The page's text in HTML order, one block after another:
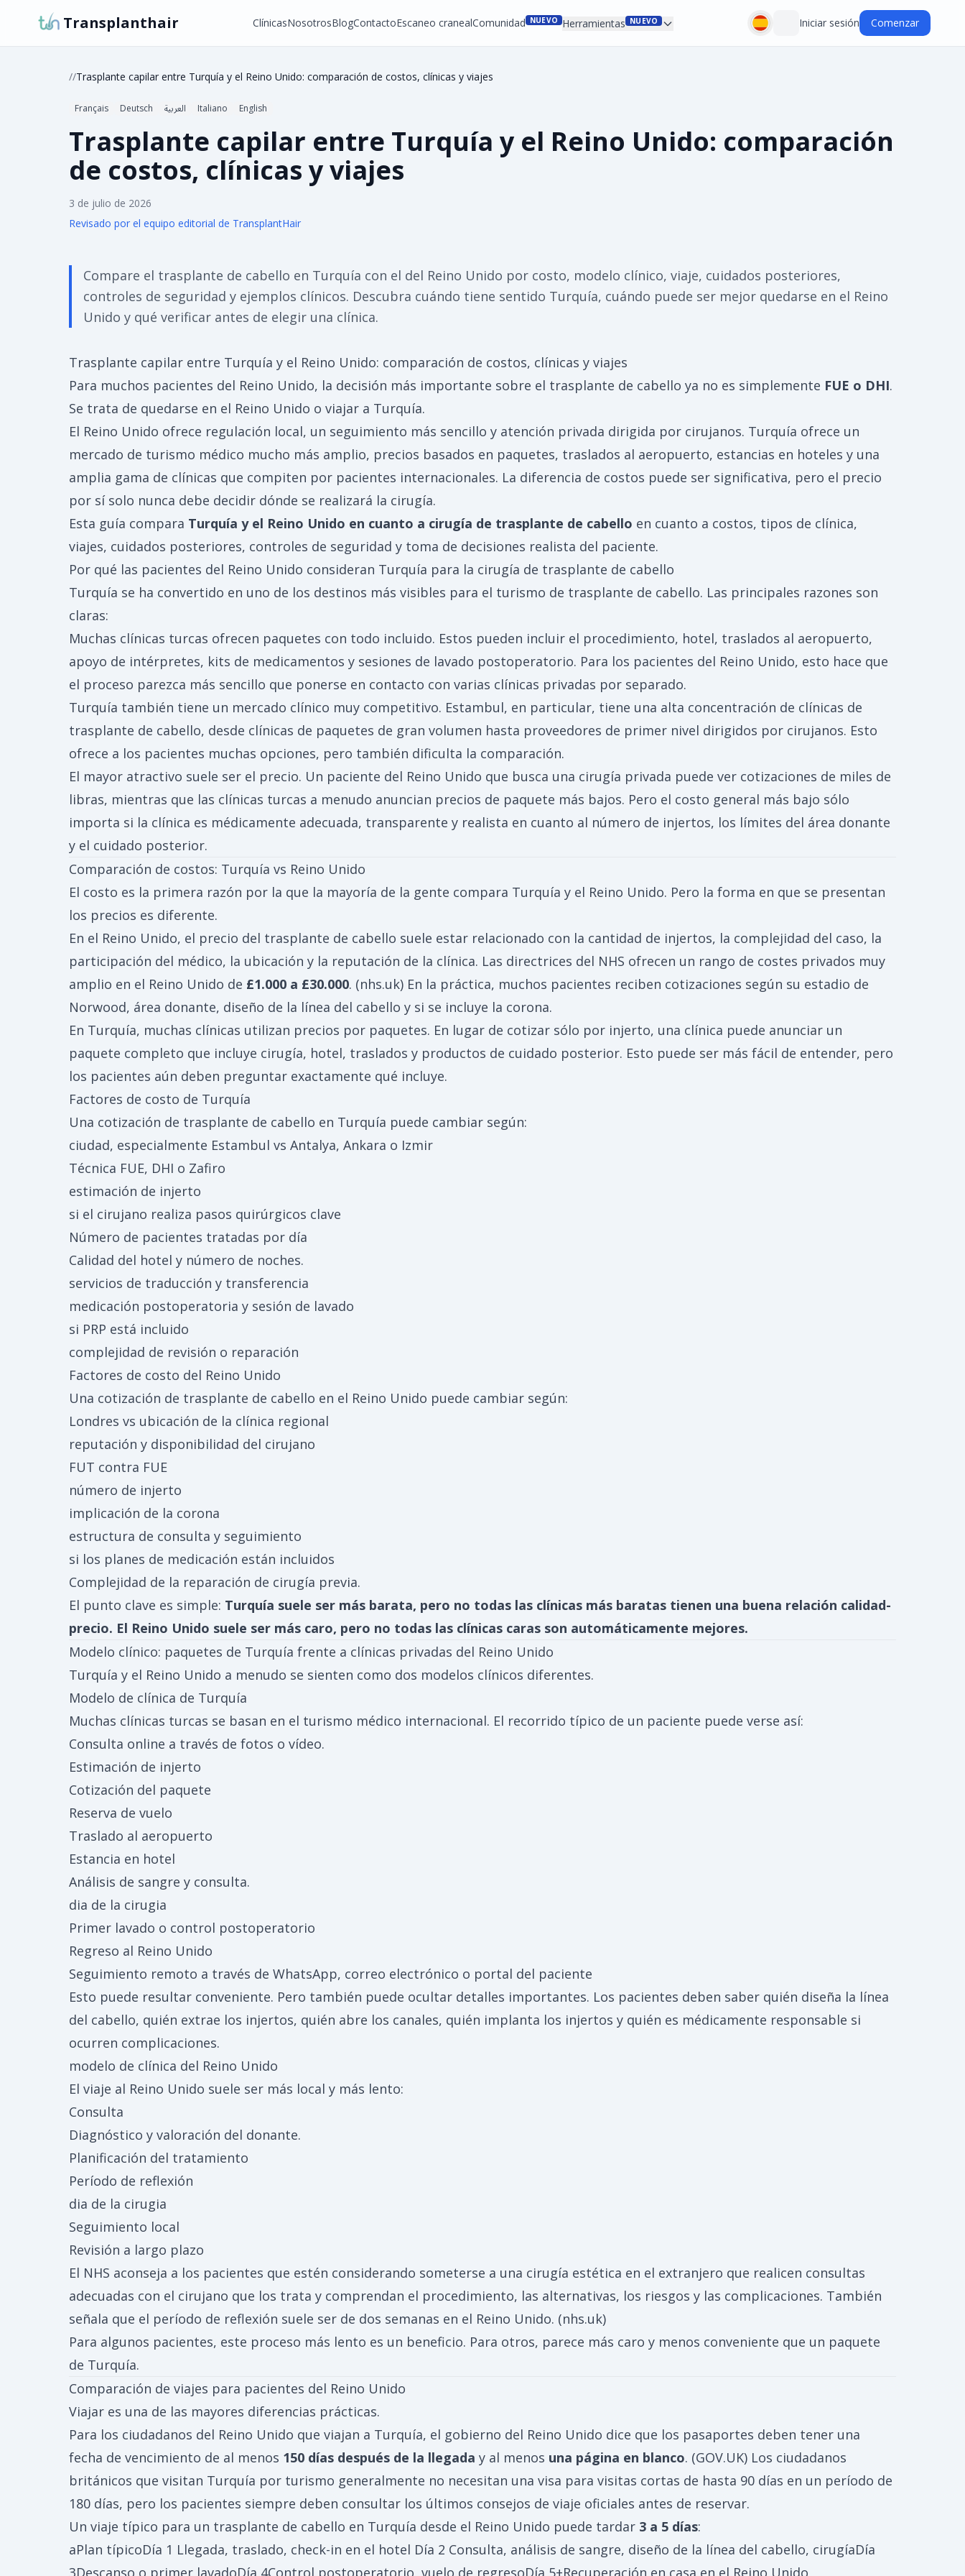
Transplanthair ClínicasNosotrosBlogContactoEscaneo cranealComunidad NUEVO Herramientas NUEVO Iniciar sesión Comenzar
//Trasplante capilar entre Turquía y el Reino Unido: comparación de costos, clínicas y viajes
Français Deutsch العربية Italiano English
Trasplante capilar entre Turquía y el Reino Unido: comparación
de costos, clínicas y viajes
3 de julio de 2026
Revisado por el equipo editorial de TransplantHair
Compare el trasplante de cabello en Turquía con el del Reino Unido por costo, modelo clínico, viaje, cuidados posteriores,
controles de seguridad y ejemplos clínicos. Descubra cuándo tiene sentido Turquía, cuándo puede ser mejor quedarse en el Reino
Unido y qué verificar antes de elegir una clínica.
Trasplante capilar entre Turquía y el Reino Unido: comparación de costos, clínicas y viajes
Para muchos pacientes del Reino Unido, la decisión más importante sobre el trasplante de cabello ya no es simplemente FUE o DHI.
Se trata de quedarse en el Reino Unido o viajar a Turquía.
El Reino Unido ofrece regulación local, un seguimiento más sencillo y atención privada dirigida por cirujanos. Turquía ofrece un
mercado de turismo médico mucho más amplio, precios basados ​​en paquetes, traslados al aeropuerto, estancias en hoteles y una
amplia gama de clínicas que compiten por pacientes internacionales. La diferencia de costos puede ser significativa, pero el precio
por sí solo nunca debe decidir dónde se realizará la cirugía.
Esta guía compara Turquía y el Reino Unido en cuanto a cirugía de trasplante de cabello en cuanto a costos, tipos de clínica,
viajes, cuidados posteriores, controles de seguridad y toma de decisiones realista del paciente.
Por qué las pacientes del Reino Unido consideran Turquía para la cirugía de trasplante de cabello
Turquía se ha convertido en uno de los destinos más visibles para el turismo de trasplante de cabello. Las principales razones son
claras:
Muchas clínicas turcas ofrecen paquetes con todo incluido. Estos pueden incluir el procedimiento, hotel, traslados al aeropuerto,
apoyo de intérpretes, kits de medicamentos y sesiones de lavado postoperatorio. Para los pacientes del Reino Unido, esto hace que
el proceso parezca más sencillo que ponerse en contacto con varias clínicas privadas por separado.
Turquía también tiene un mercado clínico muy competitivo. Estambul, en particular, tiene una alta concentración de clínicas de
trasplante de cabello, desde clínicas de paquetes de gran volumen hasta proveedores de primer nivel dirigidos por cirujanos. Esto
ofrece a los pacientes muchas opciones, pero también dificulta la comparación.
El mayor atractivo suele ser el precio. Un paciente del Reino Unido que busca una cirugía privada puede ver cotizaciones de miles de
libras, mientras que las clínicas turcas a menudo anuncian precios de paquete más bajos. Pero el costo general más bajo sólo
importa si la clínica es médicamente adecuada, transparente y realista en cuanto al número de injertos, los límites del área donante
y el cuidado posterior.
Comparación de costos: Turquía vs Reino Unido
El costo es la primera razón por la que la mayoría de la gente compara Turquía y el Reino Unido. Pero la forma en que se presentan
los precios es diferente.
En el Reino Unido, el precio del trasplante de cabello suele estar relacionado con la cantidad de injertos, la complejidad del caso, la
participación del médico, la ubicación y la reputación de la clínica. Las directrices del NHS ofrecen un rango de costes privados muy
amplio en el Reino Unido de £1.000 a £30.000. (nhs.uk) En la práctica, muchos pacientes reciben cotizaciones según su estadio de
Norwood, área donante, diseño de la línea del cabello y si se incluye la corona.
En Turquía, muchas clínicas utilizan precios por paquetes. En lugar de cotizar sólo por injerto, una clínica puede anunciar un
paquete completo que incluye cirugía, hotel, traslados y productos de cuidado posterior. Esto puede ser más fácil de entender, pero
los pacientes aún deben preguntar exactamente qué incluye.
Factores de costo de Turquía
Una cotización de trasplante de cabello en Turquía puede cambiar según:
ciudad, especialmente Estambul vs Antalya, Ankara o Izmir
Técnica FUE, DHI o Zafiro
estimación de injerto
si el cirujano realiza pasos quirúrgicos clave
Número de pacientes tratadas por día
Calidad del hotel y número de noches.
servicios de traducción y transferencia
medicación postoperatoria y sesión de lavado
si PRP está incluido
complejidad de revisión o reparación
Factores de costo del Reino Unido
Una cotización de trasplante de cabello en el Reino Unido puede cambiar según:
Londres vs ubicación de la clínica regional
reputación y disponibilidad del cirujano
FUT contra FUE
número de injerto
implicación de la corona
estructura de consulta y seguimiento
si los planes de medicación están incluidos
Complejidad de la reparación de cirugía previa.
El punto clave es simple: Turquía suele ser más barata, pero no todas las clínicas más baratas tienen una buena relación calidad-
precio. El Reino Unido suele ser más caro, pero no todas las clínicas caras son automáticamente mejores.
Modelo clínico: paquetes de Turquía frente a clínicas privadas del Reino Unido
Turquía y el Reino Unido a menudo se sienten como dos modelos clínicos diferentes.
Modelo de clínica de Turquía
Muchas clínicas turcas se basan en el turismo médico internacional. El recorrido típico de un paciente puede verse así:
Consulta online a través de fotos o vídeo.
Estimación de injerto
Cotización del paquete
Reserva de vuelo
Traslado al aeropuerto
Estancia en hotel
Análisis de sangre y consulta.
dia de la cirugia
Primer lavado o control postoperatorio
Regreso al Reino Unido
Seguimiento remoto a través de WhatsApp, correo electrónico o portal del paciente
Esto puede resultar conveniente. Pero también puede ocultar detalles importantes. Los pacientes deben saber quién diseña la línea
del cabello, quién extrae los injertos, quién abre los canales, quién implanta los injertos y quién es médicamente responsable si
ocurren complicaciones.
modelo de clínica del Reino Unido
El viaje al Reino Unido suele ser más local y más lento:
Consulta
Diagnóstico y valoración del donante.
Planificación del tratamiento
Período de reflexión
dia de la cirugia
Seguimiento local
Revisión a largo plazo
El NHS aconseja a los pacientes que estén considerando someterse a una cirugía estética en el extranjero que realicen consultas
adecuadas con el cirujano que los trata y comprendan el procedimiento, las alternativas, los riesgos y las complicaciones. También
señala que el período de reflexión suele ser de dos semanas en el Reino Unido. (nhs.uk)
Para algunos pacientes, este proceso más lento es un beneficio. Para otros, parece más caro y menos conveniente que un paquete
de Turquía.
Comparación de viajes para pacientes del Reino Unido
Viajar es una de las mayores diferencias prácticas.
Para los ciudadanos del Reino Unido que viajan a Turquía, el gobierno del Reino Unido dice que los pasaportes deben tener una
fecha de vencimiento de al menos 150 días después de la llegada y al menos una página en blanco. (GOV.UK) Los ciudadanos
británicos que visitan Turquía por turismo generalmente no necesitan una visa para visitas cortas de hasta 90 días en un período de
180 días, pero los pacientes siempre deben consultar los últimos consejos de viaje oficiales antes de reservar.
Un viaje típico para un trasplante de cabello en Turquía desde el Reino Unido puede tardar 3 a 5 días:
aPlan típicoDía 1 Llegada, traslado, check-in en el hotel Día 2 Consulta, análisis de sangre, diseño de la línea del cabello, cirugíaDía
3Descanso o primer lavadoDía 4Control postoperatorio, vuelo de regresoDía 5+Recuperación en casa en el Reino Unido